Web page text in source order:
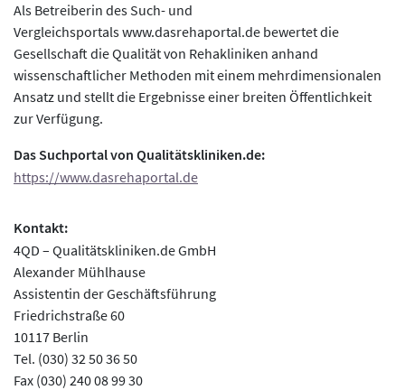
Als Betreiberin des Such- und
Vergleichsportals www.dasrehaportal.de bewertet die
Gesellschaft die Qualität von Rehakliniken anhand
wissenschaftlicher Methoden mit einem mehrdimensionalen
Ansatz und stellt die Ergebnisse einer breiten Öffentlichkeit
zur Verfügung.
Das Suchportal von Qualitätskliniken.de:
https://www.dasrehaportal.de
Kontakt:
4QD – Qualitätskliniken.de GmbH
Alexander Mühlhause
Assistentin der Geschäftsführung
Friedrichstraße 60
10117 Berlin
Tel. (030) 32 50 36 50
Fax (030) 240 08 99 30